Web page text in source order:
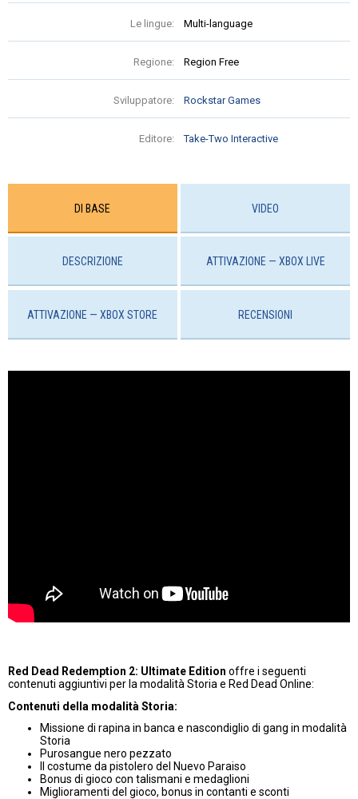
Le lingue: Multi-language
Regione: Region Free
Sviluppatore: Rockstar Games
Editore: Take-Two Interactive
DI BASE VIDEO
DESCRIZIONE ATTIVAZIONE — XBOX LIVE
ATTIVAZIONE — ХBOX STORE RECENSIONI
Red Dead Redemption 2: Ultimate Edition offre i seguenti
contenuti aggiuntivi per la modalità Storia e Red Dead Online:
Contenuti della modalità Storia:
Missione di rapina in banca e nascondiglio di gang in modalità
Storia
Purosangue nero pezzato
Il costume da pistolero del Nuevo Paraiso
Bonus di gioco con talismani e medaglioni
Miglioramenti del gioco, bonus in contanti e sconti